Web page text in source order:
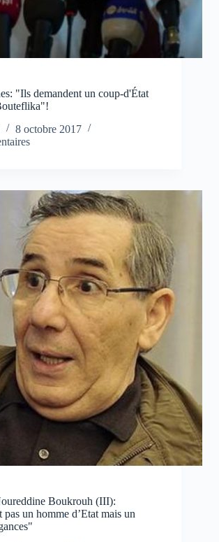
"Ils demandent un coup-d'État
8 octobre 2017
Boukrouh (III):
un homme d’Etat mais un